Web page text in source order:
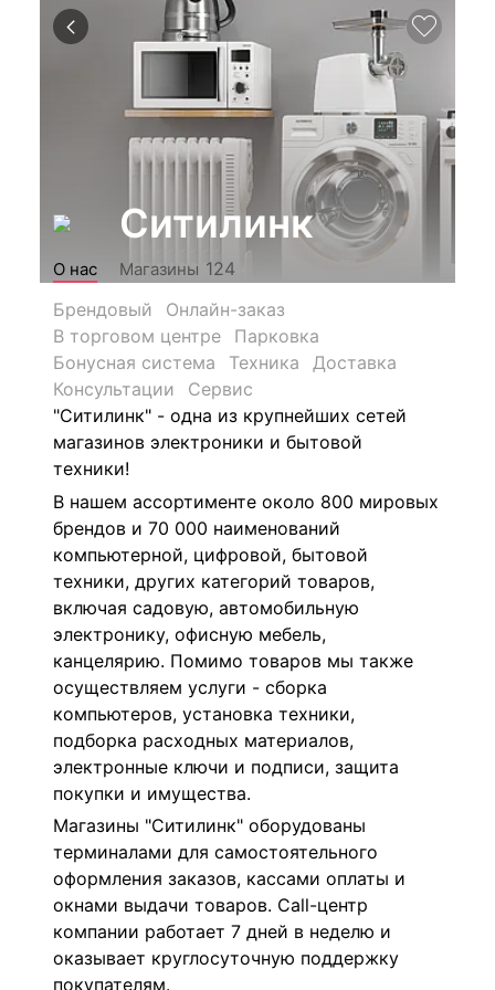
Ситилинк
О нас Магазины 124
Брендовый
Онлайн-заказ
В торговом центре
Парковка
Бонусная система
Техника
Доставка
Консультации
Сервис
"Ситилинк" - одна из крупнейших сетей
магазинов электроники и бытовой
техники!
В нашем ассортименте около 800 мировых
брендов и 70 000 наименований
компьютерной, цифровой, бытовой
техники, других категорий товаров,
включая садовую, автомобильную
электронику, офисную мебель,
канцелярию. Помимо товаров мы также
осуществляем услуги - сборка
компьютеров, установка техники,
подборка расходных материалов,
электронные ключи и подписи, защита
покупки и имущества.
Магазины "Ситилинк" оборудованы
терминалами для самостоятельного
оформления заказов, кассами оплаты и
окнами выдачи товаров. Сall-центр
компании работает 7 дней в неделю и
оказывает круглосуточную поддержку
покупателям.